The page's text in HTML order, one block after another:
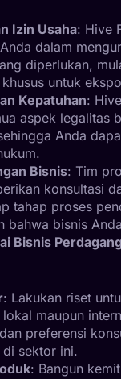
Izin Usaha: Hive
dalam
diperlukan,
untuk
Kepatuhan:
aspek legalitas
Anda
Bisnis: Tim
konsultasi
tahap proses
bahwa bisnis
Bisnis
: Lakukan riset
maupun
preferensi
di sektor ini.
: Bangun